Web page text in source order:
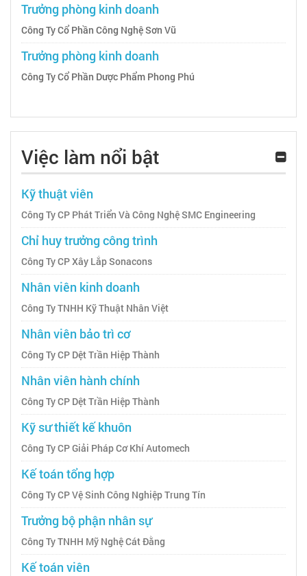
Trưởng phòng kinh doanh
Công Ty Cổ Phần Công Nghệ Sơn Vũ
Trưởng phòng kinh doanh
Công Ty Cổ Phần Dược Phẩm Phong Phú
Việc làm nổi bật
Kỹ thuật viên
Công Ty CP Phát Triển Và Công Nghệ SMC Engineering
Chỉ huy trưởng công trình
Công Ty CP Xây Lắp Sonacons
Nhân viên kinh doanh
Công Ty TNHH Kỹ Thuật Nhân Việt
Nhân viên bảo trì cơ
Công Ty CP Dệt Trần Hiệp Thành
Nhân viên hành chính
Công Ty CP Dệt Trần Hiệp Thành
Kỹ sư thiết kế khuôn
Công Ty CP Giải Pháp Cơ Khí Automech
Kế toán tổng hợp
Công Ty CP Vệ Sinh Công Nghiệp Trung Tín
Trưởng bộ phận nhân sự
Công Ty TNHH Mỹ Nghệ Cát Đằng
Kế toán viên